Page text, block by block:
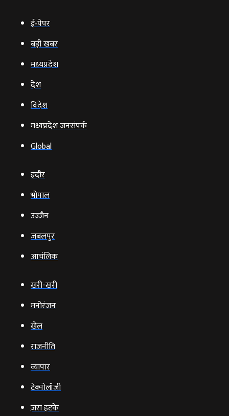
ई‑पेपर
बड़ी खबर
मध्‍यप्रदेश
देश
विदेश
मध्यप्रदेश जनसंपर्क
Global
इंदौर
भोपाल
उज्‍जैन
जबलपुर
आचंलिक
खरी-खरी
मनोरंजन
खेल
राजनीति
व्‍यापार
टेक्‍नोलॉजी
ज़रा हटके